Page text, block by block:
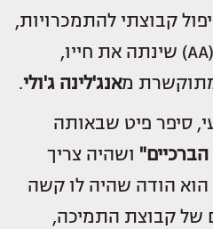
קבוצתי להתמכרויות,
אלכוהוליסטים אנונימיים (AA) שינתה את חייו,
מאנג'לינה ג'ולי.
סיפר פיט שבאותה
ושהיה צריך
הוא הודה שהיה לו קשה
של קבוצת התמיכה,